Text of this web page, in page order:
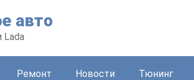
авто
Lada
Ремонт Новости Тюнинг